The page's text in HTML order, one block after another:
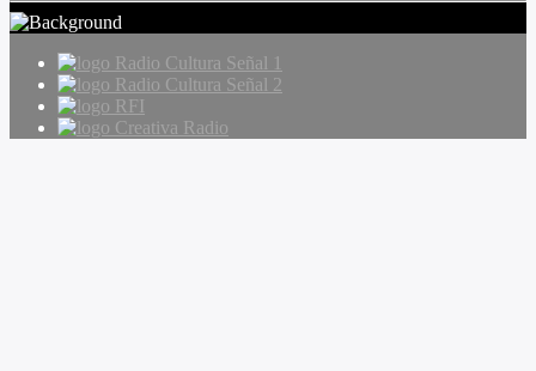
Radio Cultura Señal 1
Radio Cultura Señal 2
RFI
Creativa Radio